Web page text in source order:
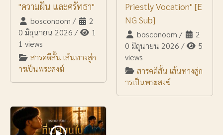
"ความฝัน และศรัทธา"
bosconoom /
2
0 มิถุนายน 2026 /
1
1 views
สารคดีสั้น เส้นทางสู่ก
ารเป็นพระสงฆ์
Priestly Vocation" [E
NG Sub]
bosconoom /
2
0 มิถุนายน 2026 /
5
views
สารคดีสั้น เส้นทางสู่ก
ารเป็นพระสงฆ์